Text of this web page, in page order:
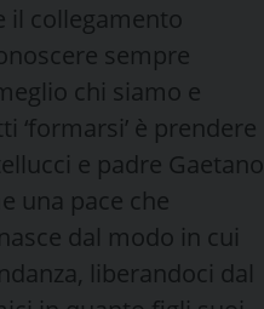
il collegamento
sempre
chi siamo e
‘formarsi’ è prendere
e padre Gaetano
una pace che
dal modo in cui
liberandoci dal